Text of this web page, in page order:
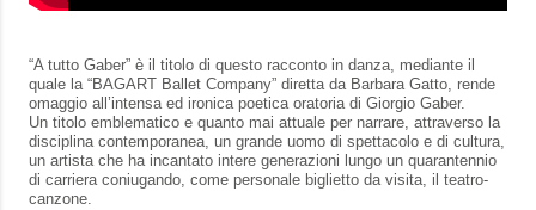
“A tutto Gaber” è il titolo di questo racconto in danza, mediante il
quale la “BAGART Ballet Company” diretta da Barbara Gatto, rende
omaggio all’intensa ed ironica poetica oratoria di Giorgio Gaber.
Un titolo emblematico e quanto mai attuale per narrare, attraverso la
disciplina contemporanea, un grande uomo di spettacolo e di cultura,
un artista che ha incantato intere generazioni lungo un quarantennio
di carriera coniugando, come personale biglietto da visita, il teatro-
canzone.